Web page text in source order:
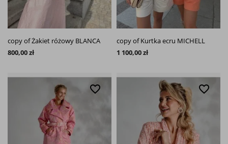
copy of Żakiet różowy BLANCA
800,00 zł
copy of Kurtka ecru MICHELL
1 100,00 zł
favorite_border favorite_border